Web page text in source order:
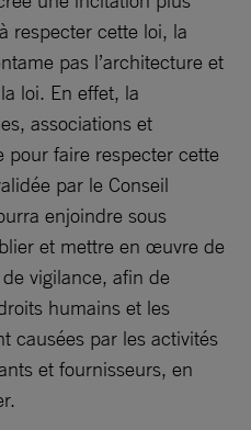
respecter cette loi, la
pas l’architecture et
loi. En effet, la
associations et
pour faire respecter cette
par le Conseil
enjoindre sous
et mettre en œuvre de
vigilance, afin de
humains et les
causées par les activités
et fournisseurs, en